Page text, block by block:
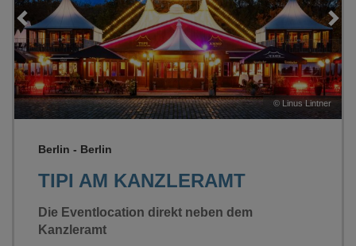
© Linus Lintner
Loading...
TIPI AM KANZLERAMT
Berlin - Berlin
Die Eventlocation direkt neben dem
Kanzleramt